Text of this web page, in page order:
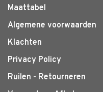
Maattabel
Algemene voorwaarden
Klachten
Privacy Policy
Ruilen - Retourneren